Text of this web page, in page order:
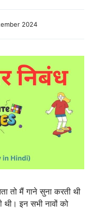
2024
तो मैं गाने सुना करती थी
इन सभी नावों को